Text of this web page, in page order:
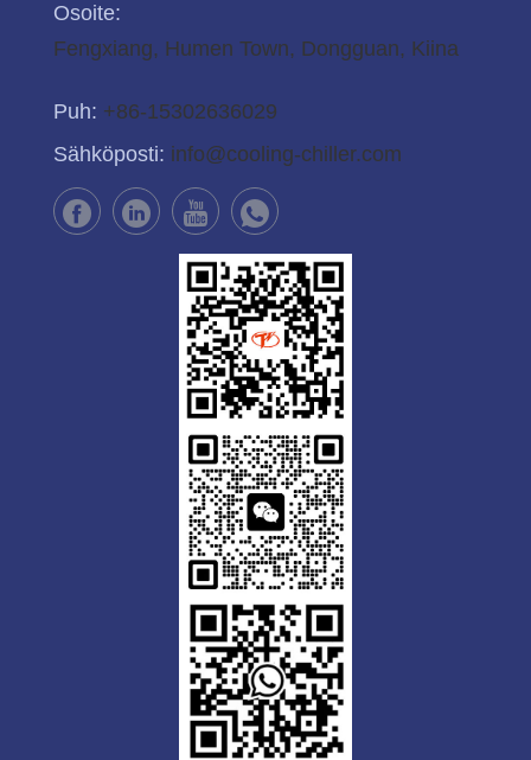
Osoite:
Fengxiang, Humen Town, Dongguan, Kiina
Puh: +86-15302636029
Sähköposti: info@cooling-chiller.com